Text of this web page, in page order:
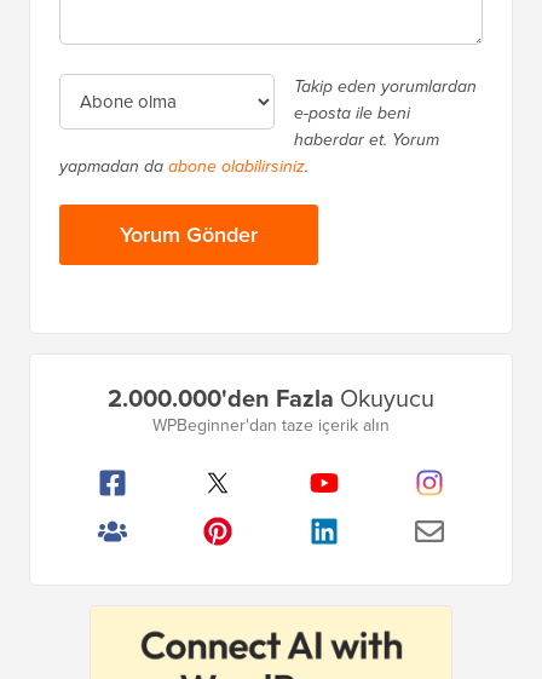
Takip eden yorumlardan
e-posta ile beni
haberdar et. Yorum
yapmadan daabone olabilirsiniz.
2.000.000'den Fazla Okuyucu
WPBeginner'dan taze içerik alın